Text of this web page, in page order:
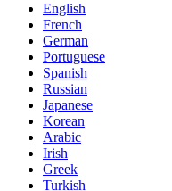
English
French
German
Portuguese
Spanish
Russian
Japanese
Korean
Arabic
Irish
Greek
Turkish